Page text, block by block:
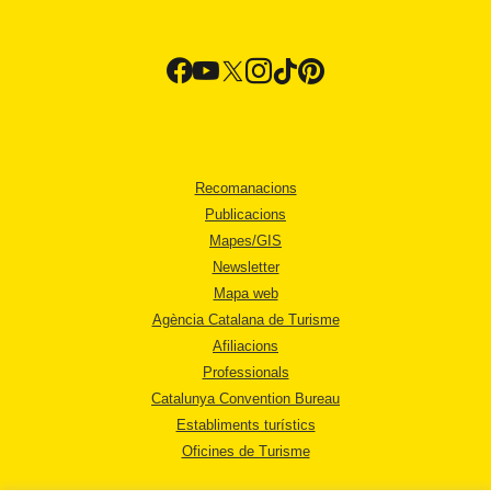
Recomanacions
Publicacions
Mapes/GIS
Newsletter
Mapa web
Agència Catalana de Turisme
Afiliacions
Professionals
Catalunya Convention Bureau
Establiments turístics
Oficines de Turisme